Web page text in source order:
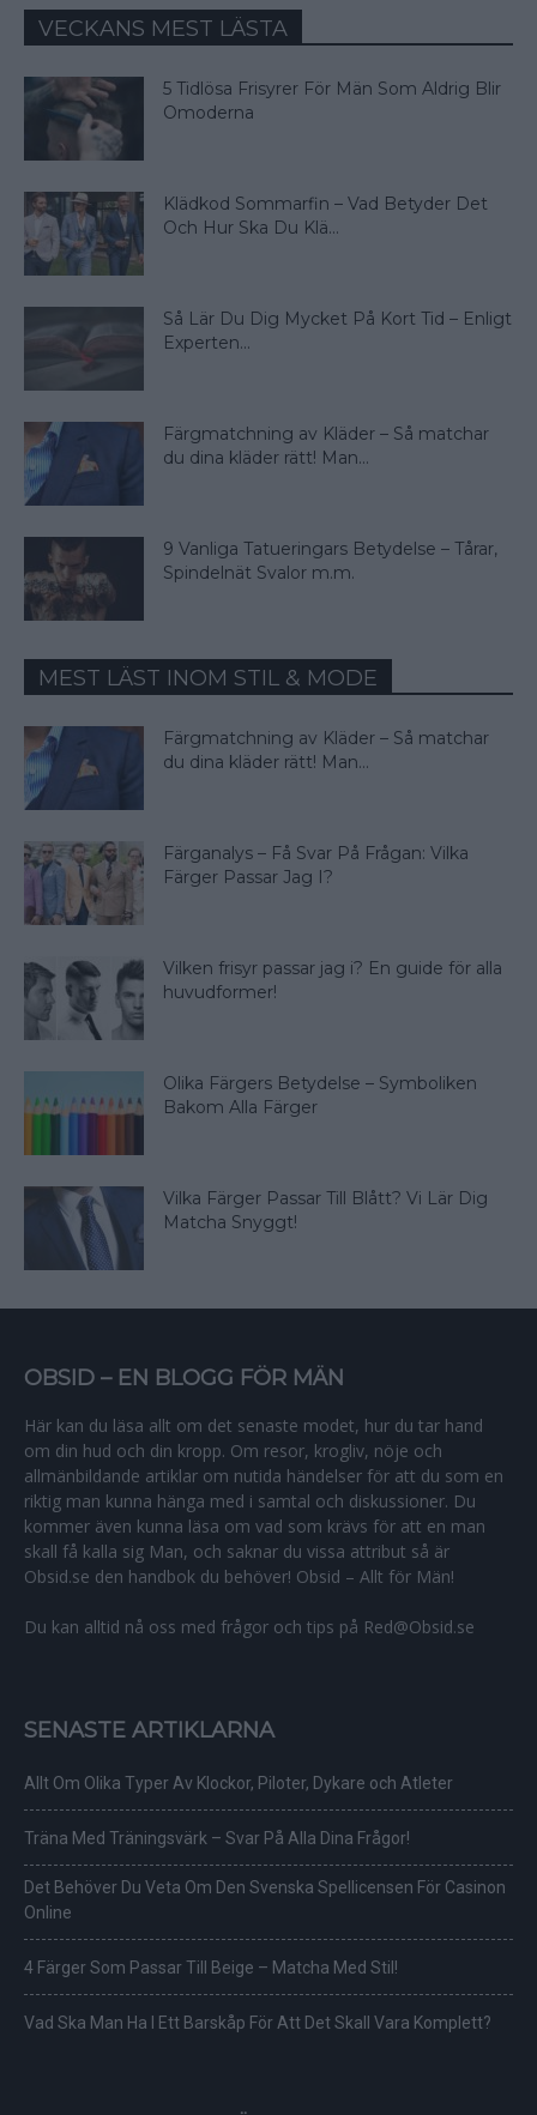
VECKANS MEST LÄSTA
5 Tidlösa Frisyrer För Män Som Aldrig Blir
Omoderna
Klädkod Sommarfin – Vad Betyder Det
Och Hur Ska Du Klä...
Så Lär Du Dig Mycket På Kort Tid – Enligt
Experten...
Färgmatchning av Kläder – Så matchar
du dina kläder rätt! Man...
9 Vanliga Tatueringars Betydelse – Tårar,
Spindelnät Svalor m.m.
MEST LÄST INOM STIL & MODE
Färgmatchning av Kläder – Så matchar
du dina kläder rätt! Man...
Färganalys – Få Svar På Frågan: Vilka
Färger Passar Jag I?
Vilken frisyr passar jag i? En guide för alla
huvudformer!
Olika Färgers Betydelse – Symboliken
Bakom Alla Färger
Vilka Färger Passar Till Blått? Vi Lär Dig
Matcha Snyggt!
OBSID – EN BLOGG FÖR MÄN
Här kan du läsa allt om det senaste modet, hur du tar hand
om din hud och din kropp. Om resor, krogliv, nöje och
allmänbildande artiklar om nutida händelser för att du som en
riktig man kunna hänga med i samtal och diskussioner. Du
kommer även kunna läsa om vad som krävs för att en man
skall få kalla sig Man, och saknar du vissa attribut så är
Obsid.se den handbok du behöver! Obsid – Allt för Män!
Du kan alltid nå oss med frågor och tips på Red@Obsid.se
SENASTE ARTIKLARNA
Allt Om Olika Typer Av Klockor, Piloter, Dykare och Atleter
Träna Med Träningsvärk – Svar På Alla Dina Frågor!
Det Behöver Du Veta Om Den Svenska Spellicensen För Casinon
Online
4 Färger Som Passar Till Beige – Matcha Med Stil!
Vad Ska Man Ha I Ett Barskåp För Att Det Skall Vara Komplett?